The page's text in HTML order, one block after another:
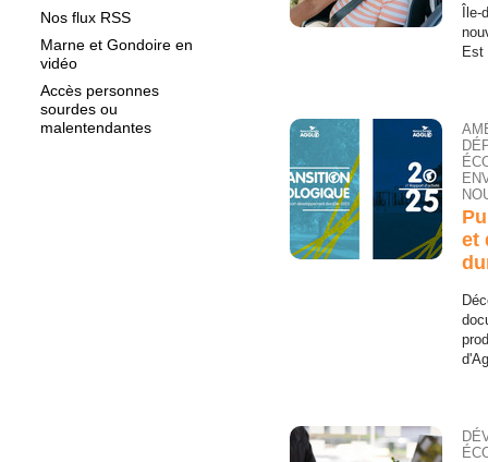
Nos flux RSS
Marne et Gondoire en
vidéo
Accès personnes
sourdes ou
malentendantes
Est
et